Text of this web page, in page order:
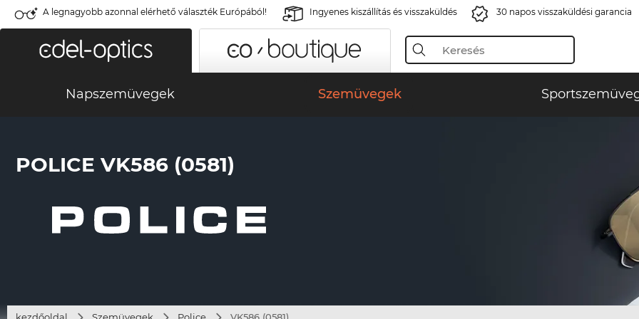
A legnagyobb azonnal elérhető választék Európából! Ingyenes kiszállítás és visszaküldés 30 napos visszaküldési garancia
Napszemüvegek Szemüvegek
POLICE VK586 (0581)